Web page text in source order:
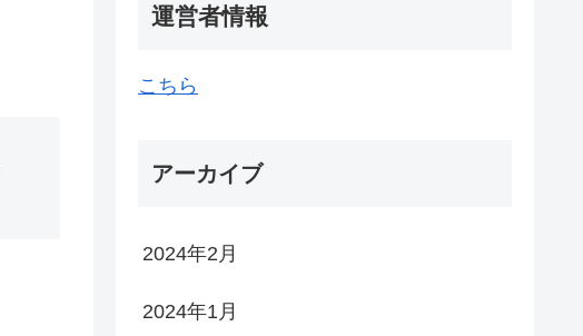
運営者情報
こちら
アーカイブ
2024年2月
2024年1月